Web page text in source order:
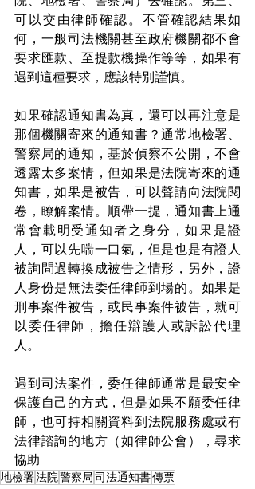
可以交由律師確認。不管確認結果如
何，一般司法機關甚至政府機關都不會
要求匯款、至提款機操作等等，如果有
遇到這種要求，應該特別謹慎。
如果確認通知書為真，還可以再注意是
那個機關寄來的通知書？通常地檢署、
警察局的通知，基於偵察不公開，不會
透露太多案情，但如果是法院寄來的通
知書，如果是被告，可以聲請向法院閱
卷，瞭解案情。順帶一提，通知書上通
常會載明受通知者之身分，如果是證
人，可以先喘一口氣，但是也是有證人
被詢問過轉換成被告之情形，另外，證
人身份是無法委任律師到場的。如果是
刑事案件被告，或民事案件被告，就可
以委任律師，擔任辯護人或訴訟代理
人。
遇到司法案件，委任律師通常是最安全
保護自己的方式，但是如果不願委任律
師，也可持相關資料到法院服務處或有
法律諮詢的地方（如律師公會），尋求
協助
地檢署法院警察局司法通知書傳票